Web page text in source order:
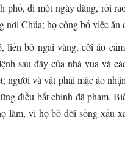
phố, đi một ngày đàng, rồi
nơi Chúa; họ công bố việc
liền bỏ ngai vàng, cởi áo
sau đây của nhà vua và
người và vật phải mặc áo
điều bất chính đã phạm.
làm, vì họ bỏ đời sống xấu